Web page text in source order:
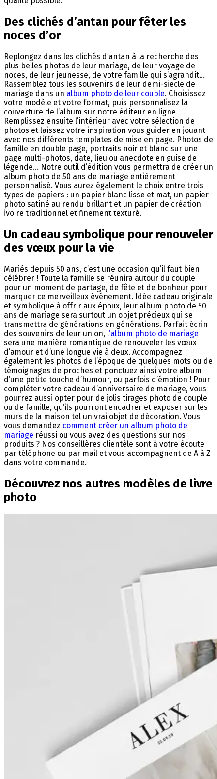
Des clichés d’antan pour fêter les
noces d’or
Replongez dans les clichés d’antan à la recherche des
plus belles photos de leur mariage, de leur voyage de
noces, de leur jeunesse, de votre famille qui s’agrandit…
Rassemblez tous les souvenirs de leur demi-siècle de
mariage dans un album photo de leur couple. Choisissez
votre modèle et votre format, puis personnalisez la
couverture de l’album sur notre éditeur en ligne.
Remplissez ensuite l’intérieur avec votre sélection de
photos et laissez votre inspiration vous guider en jouant
avec nos différents templates de mise en page. Photos de
famille en double page, portraits noir et blanc sur une
page multi-photos, date, lieu ou anecdote en guise de
légende… Notre outil d’édition vous permettra de créer un
album photo de 50 ans de mariage entièrement
personnalisé. Vous aurez également le choix entre trois
types de papiers : un papier blanc lisse et mat, un papier
photo satiné au rendu brillant et un papier de création
ivoire traditionnel et finement texturé.
Un cadeau symbolique pour renouveler
des vœux pour la vie
Mariés depuis 50 ans, c’est une occasion qu’il faut bien
célébrer ! Toute la famille se réunira autour du couple
pour un moment de partage, de fête et de bonheur pour
marquer ce merveilleux événement. Idée cadeau originale
et symbolique à offrir aux époux, leur album photo de 50
ans de mariage sera surtout un objet précieux qui se
transmettra de générations en générations. Parfait écrin
des souvenirs de leur union, l’album photo de mariage
sera une manière romantique de renouveler les vœux
d’amour et d’une longue vie à deux. Accompagnez
également les photos de l’époque de quelques mots ou de
témoignages de proches et ponctuez ainsi votre album
d’une petite touche d’humour, ou parfois d’émotion ! Pour
compléter votre cadeau d’anniversaire de mariage, vous
pourrez aussi opter pour de jolis tirages photo de couple
ou de famille, qu’ils pourront encadrer et exposer sur les
murs de la maison tel un vrai objet de décoration. Vous
vous demandez comment créer un album photo de
mariage réussi ou vous avez des questions sur nos
produits ? Nos conseillères clientèle sont à votre écoute
par téléphone ou par mail et vous accompagnent de A à Z
dans votre commande.
Découvrez nos autres modèles de livre
photo